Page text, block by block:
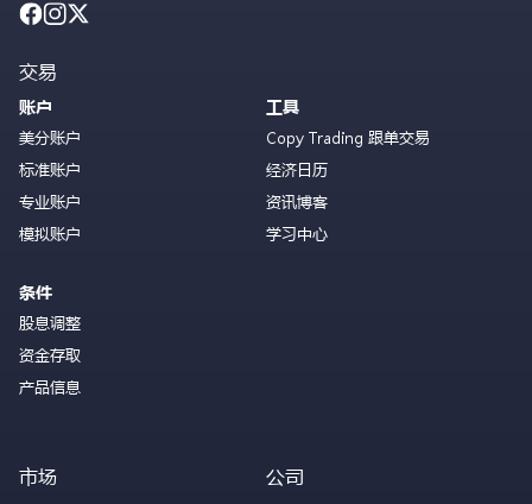
交易
账户
美分账户
标准账户
专业账户
模拟账户
条件
股息调整
资金存取
产品信息
工具
Copy Trading 跟单交易
经济日历
资讯博客
学习中心
市场 公司